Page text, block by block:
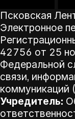
Псковская
Электронное
42756 от 25
Федеральной
связи,
коммуникаций
Учредитель: